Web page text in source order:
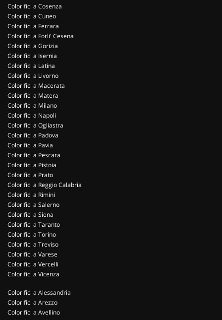
Colorifici a Cosenza
Colorifici a Cuneo
Colorifici a Ferrara
Colorifici a Forli' Cesena
Colorifici a Gorizia
Colorifici a Isernia
Colorifici a Latina
Colorifici a Livorno
Colorifici a Macerata
Colorifici a Matera
Colorifici a Milano
Colorifici a Napoli
Colorifici a Ogliastra
Colorifici a Padova
Colorifici a Pavia
Colorifici a Pescara
Colorifici a Pistoia
Colorifici a Prato
Colorifici a Reggio Calabria
Colorifici a Rimini
Colorifici a Salerno
Colorifici a Siena
Colorifici a Taranto
Colorifici a Torino
Colorifici a Treviso
Colorifici a Varese
Colorifici a Vercelli
Colorifici a Vicenza
Colorifici a Alessandria
Colorifici a Arezzo
Colorifici a Avellino